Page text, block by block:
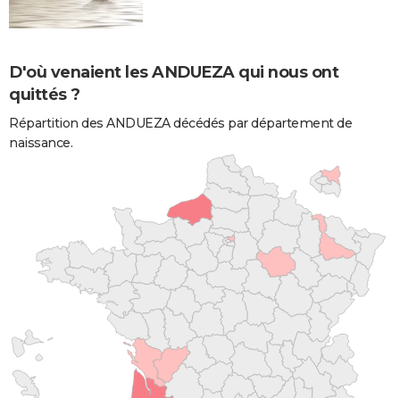
D'où venaient les ANDUEZA qui nous ont
quittés ?
Répartition des ANDUEZA décédés par département de
naissance.